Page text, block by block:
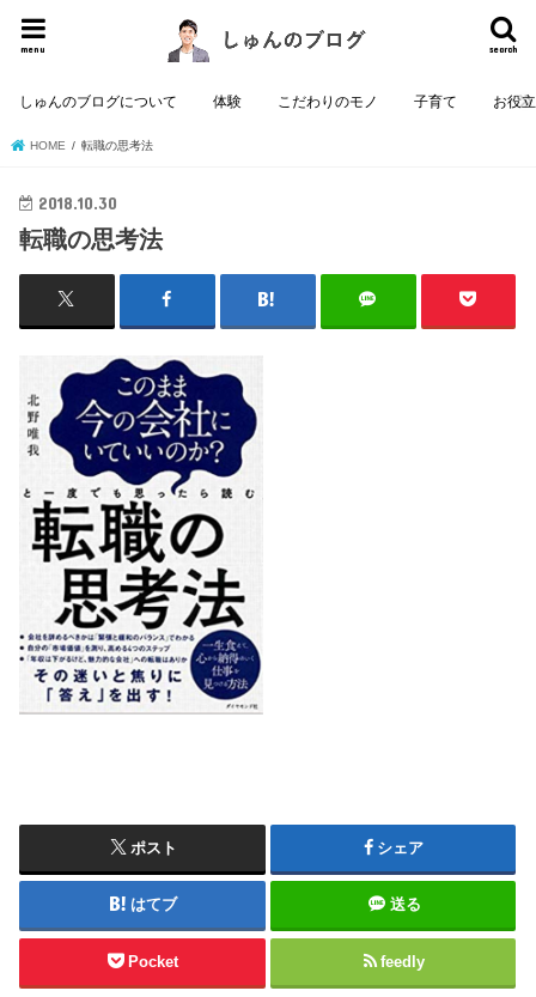
search
menu
しゅんのブログについて 体験 こだわりのモノ 子育て お役
HOME 転職の思考法
2018.10.30
転職の思考法
ポスト シェア
はてブ 送る
Pocket feedly